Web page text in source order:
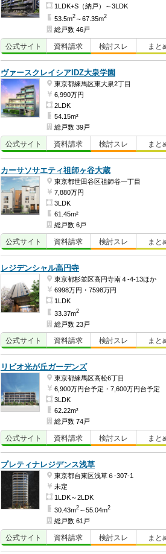
1LDK+S（納戸）～3LDK
53.5m2 ～67.35m2
総戸数 46戸
公式サイト 資料請求 検討スレ まと
ヴァースクレイシアIDZ大泉学園
東京都練馬区東大泉2丁目
6,990万円
2LDK
54.15m²
総戸数 39戸
公式サイト 資料請求 検討スレ まと
カーサソサエティ祖師ヶ谷大蔵
東京都世田谷区祖師谷一丁目
7,880万円
3LDK
61.45m²
総戸数 6戸
公式サイト 資料請求 検討スレ まと
レジデンシャル高円寺
東京都杉並区高円寺南４-4-13ほか
6998万円・7598万円
1LDK
33.37m2
総戸数 23戸
公式サイト 資料請求 検討スレ まと
リビオ光が丘ガーデンズ
東京都練馬区高松6丁目
6,900万円台予定・7,600万円台予定
3LDK
62.22m²
総戸数 74戸
公式サイト 資料請求 検討スレ まと
プレティナレジデンス浅草
東京都台東区浅草６-307-1
未定
1LDK～2LDK
30.43m2 ～55.04m2
総戸数 61戸
公式サイト 資料請求 検討スレ まと